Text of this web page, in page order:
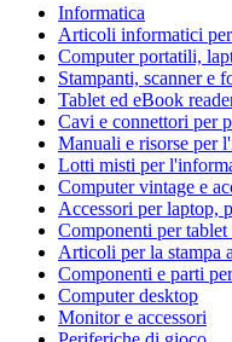
Informatica
Articoli informatici
Computer portatili,
Stampanti, scanner e
Tablet ed eBook
Cavi e connettori per
Manuali e risorse per
Lotti misti per
Computer vintage e
Accessori per laptop,
Componenti per
Articoli per la stampa
Componenti e parti
Computer desktop
Monitor e accessori